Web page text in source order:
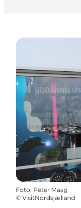
Foto: Peter Maag
© VisitNordsjælland